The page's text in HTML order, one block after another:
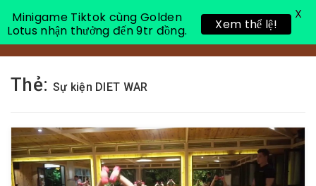
Toggle
Thẻ: Sự kiện DIET WAR
Minigame Tiktok cùng Golden
Lotus nhận thưởng đến 9tr đồng.
Xem thể lệ!
X